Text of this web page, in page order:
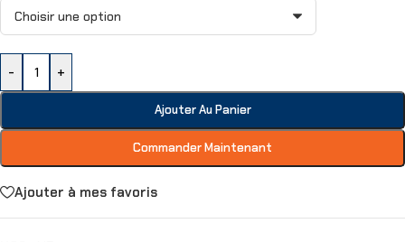
- +
Ajouter Au Panier
Commander Maintenant
Ajouter à mes favoris